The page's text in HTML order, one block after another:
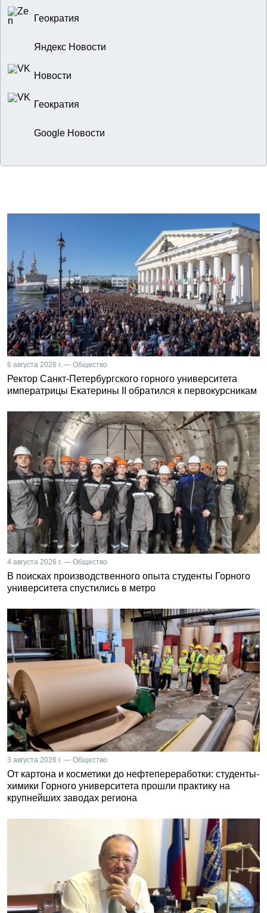
Геократия
Яндекс Новости
Новости
Геократия
Google Новости
6 августа 2026 г. — Общество
Ректор Санкт-Петербургского горного университета
императрицы Екатерины II обратился к первокурсникам
4 августа 2026 г. — Общество
В поисках производственного опыта студенты Горного
университета спустились в метро
3 августа 2026 г. — Общество
От картона и косметики до нефтепереработки: студенты-
химики Горного университета прошли практику на
крупнейших заводах региона